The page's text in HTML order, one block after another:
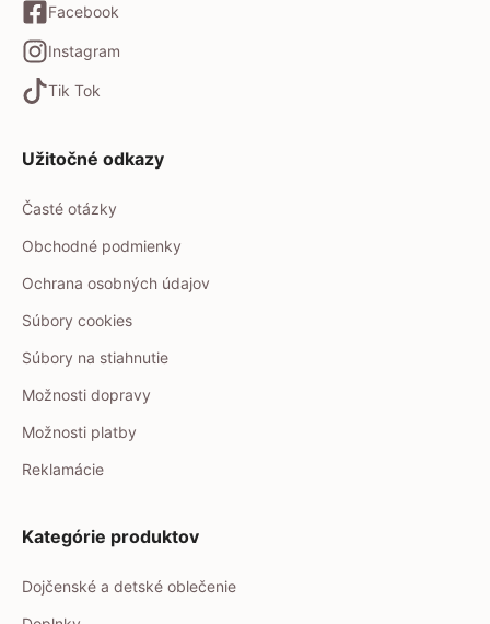
Facebook
Instagram
Tik Tok
Užitočné odkazy
Časté otázky
Obchodné podmienky
Ochrana osobných údajov
Súbory cookies
Súbory na stiahnutie
Možnosti dopravy
Možnosti platby
Reklamácie
Kategórie produktov
Dojčenské a detské oblečenie